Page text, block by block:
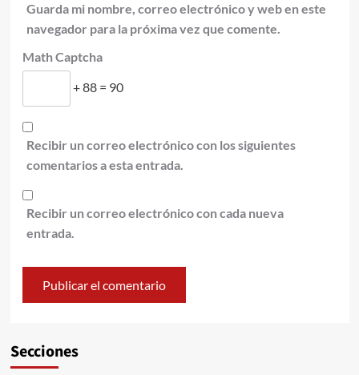
Guarda mi nombre, correo electrónico y web en este
navegador para la próxima vez que comente.
Math Captcha
+ 88 = 90
Recibir un correo electrónico con los siguientes
comentarios a esta entrada.
Recibir un correo electrónico con cada nueva
entrada.
Secciones